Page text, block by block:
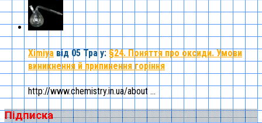
Ximiya від 05 Трау:§24. Поняття про оксиди. Умови
виникнення й припинення горіння
http://www.chemistry.in.ua/about ...
Підписка